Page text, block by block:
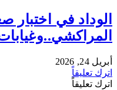
الوداد في
أبريل 24, 2026
اترك تعليقاً
اترك تعليقاً